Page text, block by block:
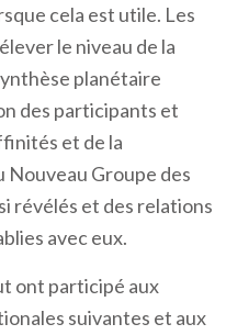
cela est utile. Les
le niveau de la
planétaire
des participants et
et de la
Nouveau Groupe des
révélés et des relations
avec eux.
ont participé aux
suivantes et aux